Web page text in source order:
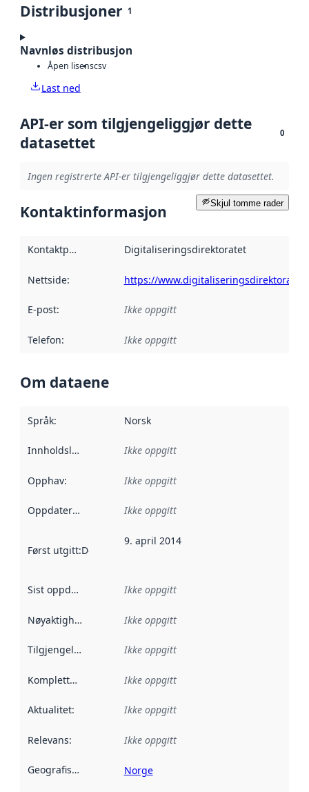
Distribusjoner 1
Navnløs distribusjon
Åpen lisenscsv
Last ned
API-er som tilgjengeliggjør dette
datasettet
0
Ingen registrerte API-er tilgjengeliggjør dette datasettet.
Skjul tomme rader
Kontaktinformasjon
Kontaktpunkt Digitaliseringsdirektoratet
Nettside: https://
E-post: Ikke oppgitt
Telefon: Ikke oppgitt
Om dataene
Språk: Norsk
Innholdsleverandører :
Ikke oppgitt
Opphav: Ikke oppgitt
Oppdateringsfrekvens :
Ikke oppgitt
Først utgitt:Denne datoen sier når dataene i dette
9. april 2014
Sist oppdatert Ikke oppgitt
Nøyaktighet Ikke oppgitt
Tilgjengelighet Ikke oppgitt
Kompletthet Ikke oppgitt
Aktualitet: Ikke oppgitt
Relevans: Ikke oppgitt
Geografisk avgrensning :
Norge